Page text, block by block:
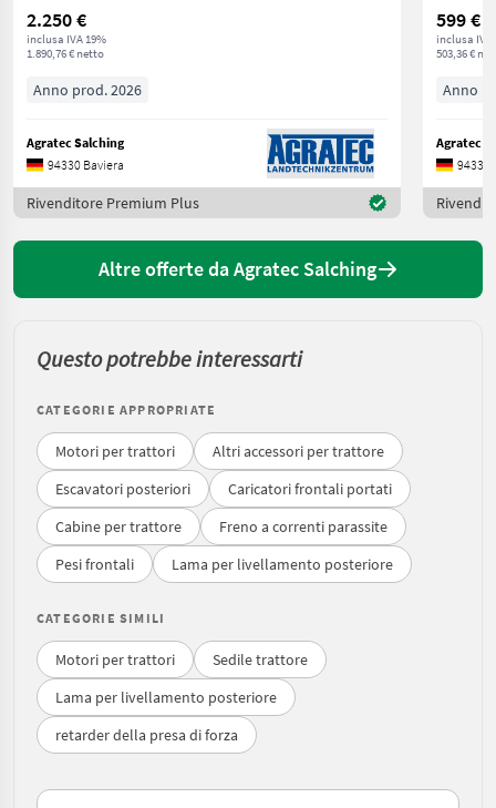
2.250 €
inclusa IVA 19%
1.890,76 € netto
Anno prod. 2026
Agratec Salching
94330 Baviera
Rivenditore Premium Plus
599 €
inclusa IVA
503,36 €
Anno
Agratec
94330
Altre offerte da Agratec Salching
Questo potrebbe interessarti
CATEGORIE APPROPRIATE
Motori per trattori
Altri accessori per trattore
Escavatori posteriori
Caricatori frontali portati
Cabine per trattore
Freno a correnti parassite
Pesi frontali
Lama per livellamento posteriore
CATEGORIE SIMILI
Motori per trattori
Sedile trattore
Lama per livellamento posteriore
retarder della presa di forza